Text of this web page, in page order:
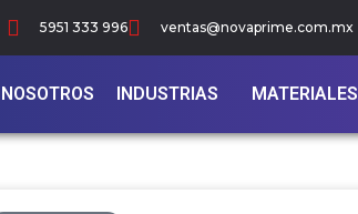
5951 333 996 ventas@novaprime.com.mx
NOSOTROS INDUSTRIAS MATERIALES